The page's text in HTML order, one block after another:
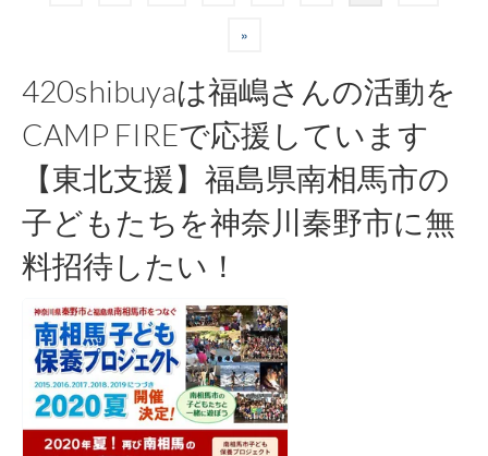
ナ
ビ
ゲ
ー
シ
ョ
ン
»
420shibuyaは福嶋さんの活動を
CAMP FIREで応援しています
【東北支援】福島県南相馬市の
子どもたちを神奈川秦野市に無
料招待したい！